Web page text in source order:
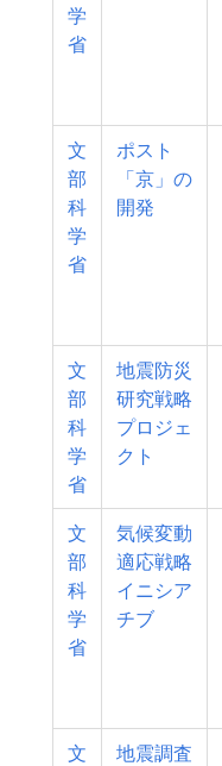
学
省
文
部
科
学
省
ポスト
「京」の
開発
文
部
科
学
省
地震防災
研究戦略
プロジェ
クト
文
部
科
学
省
気候変動
適応戦略
イニシア
チブ
文
地震調査